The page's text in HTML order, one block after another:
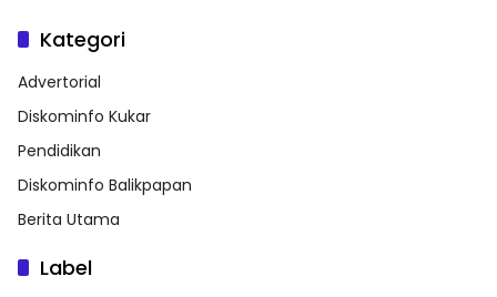
Kategori
Advertorial
Diskominfo Kukar
Pendidikan
Diskominfo Balikpapan
Berita Utama
Label